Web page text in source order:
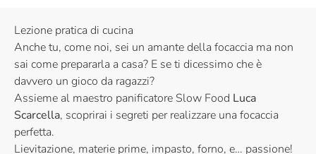
Lezione pratica di cucina
Anche tu, come noi, sei un amante della focaccia ma non
sai come prepararla a casa? E se ti dicessimo che è
davvero un gioco da ragazzi?
Assieme al maestro panificatore Slow Food Luca
Scarcella, scoprirai i segreti per realizzare una focaccia
perfetta.
Lievitazione, materie prime, impasto, forno, e… passione!